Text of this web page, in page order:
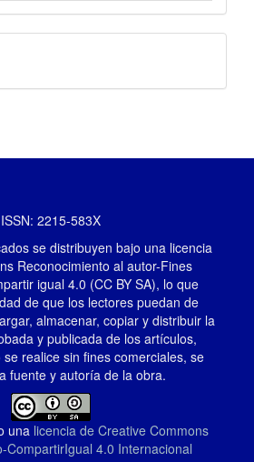
ISSN: 2215-583X
se distribuyen bajo una licencia
Reconocimiento al autor-Fines
igual 4.0 (CC BY SA), lo que
de que los lectores puedan de
almacenar, copiar y distribuir la
y publicada de los artículos,
realice sin fines comerciales, se
fuente y autoría de la obra.
una licencia de Creative Commons
CompartirIgual 4.0 Internacional